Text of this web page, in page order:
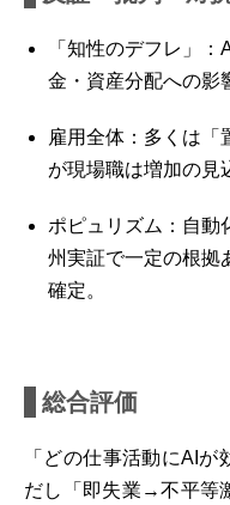
「知性のデフレ」
金・資産分配への影
雇用全体：多くは「
が現場職は増加の見
ポピュリズム：自動
州実証で一定の根拠
確定。
総合評価
「どの仕事活動にAI
だし「即失業→不平等